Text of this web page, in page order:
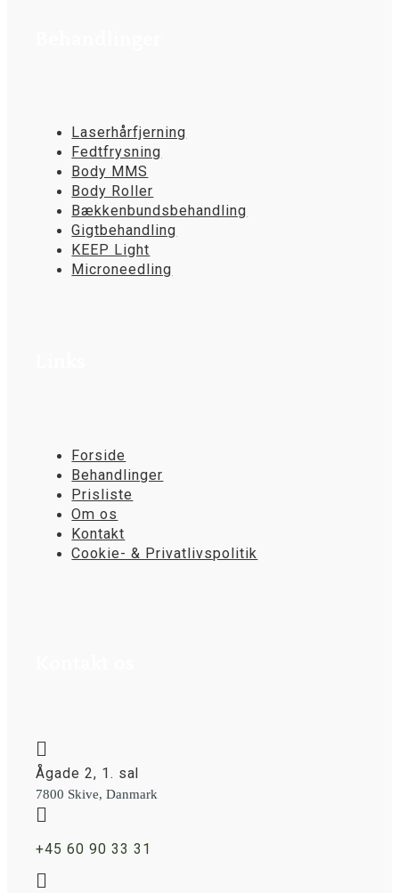
Laserhårfjerning
Fedtfrysning
Body MMS
Body Roller
Bækkenbundsbehandling
Gigtbehandling
KEEP Light
Microneedling
Forside
Behandlinger
Prisliste
Om os
Kontakt
Cookie- & Privatlivspolitik

Ågade 2, 1. sal
7800 Skive, Danmark

+45 60 90 33 31
